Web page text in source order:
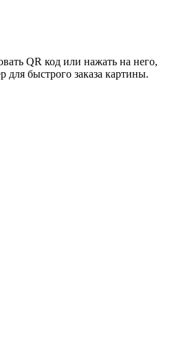
QR код или нажать на него,
для быстрого заказа картины.